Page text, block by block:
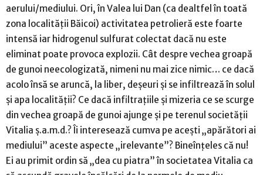
aerului/mediului. Ori, în Valea lui Dan (ca dealtfel în toată
zona localității Băicoi) activitatea petrolieră este foarte
intensă iar hidrogenul sulfurat colectat dacă nu este
eliminat poate provoca explozii. Cât despre vechea groapă
de gunoi neecologizată, nimeni nu mai zice nimic… ce dacă
acolo însă se aruncă, la liber, deșeuri și se infiltrează în solul
și apa localității? Ce dacă infiltrațiile și mizeria ce se scurge
din vechea groapă de gunoi ajunge și pe terenul societății
Vitalia ș.a.m.d.? Îi interesează cumva pe acești „apărători ai
mediului” aceste aspecte „irelevante”? Bineînțeles că nu!
Ei au primit ordin să „dea cu piatra” în societatea Vitalia ca